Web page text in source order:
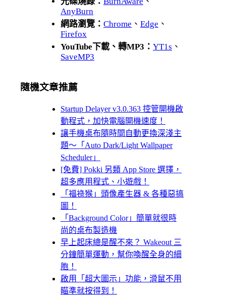
AnyBurn
網路瀏覽： Chrome 、 Edge 、
Firefox
YouTube下載、轉MP3： YT1s 、
SaveMP3
隨機文章推薦
Startup Delayer v3.0.363 控管開機啟
動程式，加快電腦開機速度！
讓手機桌布隨時間自動更換深淺主
題～「Auto Dark/Light Wallpaper
Scheduler」
[免費] Pokki 另類 App Store 選擇，
超多應用程式、小遊戲！
「福祿猴」頭像產生器 & 各種惡搞
圖！
「Background Color」簡單就很時
尚的桌布製造機
早上起床總是醒不來？ Wakeout 三
分鐘簡單運動，幫你喚醒全身的細
胞！
啟用「超大圖示」功能，滑鼠不用
瞄準就按得到！